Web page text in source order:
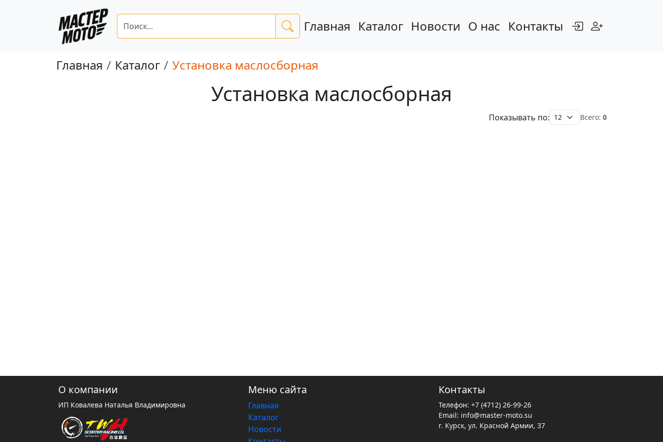
Главная Каталог Новости О нас Контакты
Главная Каталог Установка маслосборная
Установка маслосборная
Показывать по: Всего: 0
О компании
ИП Ковалева Наталья Владимировна
Меню сайта
Главная
Каталог
Новости
Контакты
Телефон: +7 (4712) 26-99-26
Email: info@master-moto.su
г. Курск, ул. Красной Армии, 37